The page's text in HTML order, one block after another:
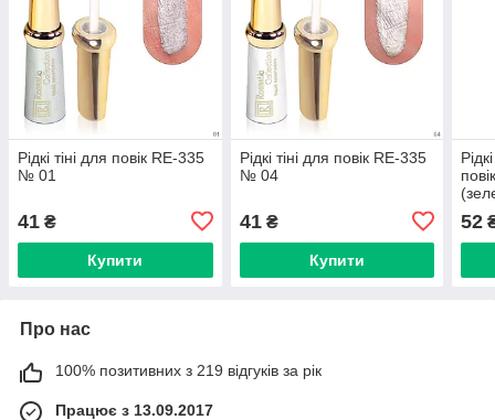
Рідкі тіні для повік RE-335
№ 01
41 ₴
Купити
Рідкі тіні для повік RE-335
№ 04
41₴
Купити
52
Про нас
100% позитивних з 219 відгуків за рік
Працює з 13.09.2017